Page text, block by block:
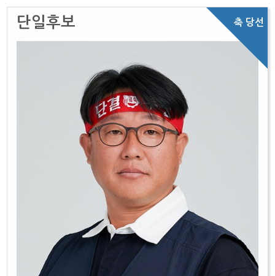
하위메뉴
부산양산지부
서울지부
울산지부
인천지부
전북지부
충남지부
현대중공업지부
단일후보